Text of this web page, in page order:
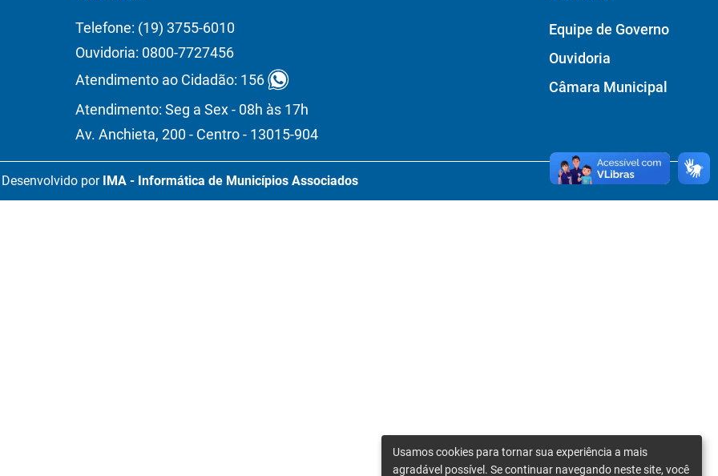
Telefone: (19) 3755-6010
Ouvidoria: 0800-7727456
Atendimento ao Cidadão: 156
Atendimento: Seg a Sex - 08h às 17h
Av. Anchieta, 200 - Centro - 13015-904
Equipe de Governo
Ouvidoria
Câmara Municipal
Desenvolvido por IMA - Informática de Municípios Associados
Usamos cookies para tornar sua experiência a mais
agradável possível. Se continuar navegando neste site, você